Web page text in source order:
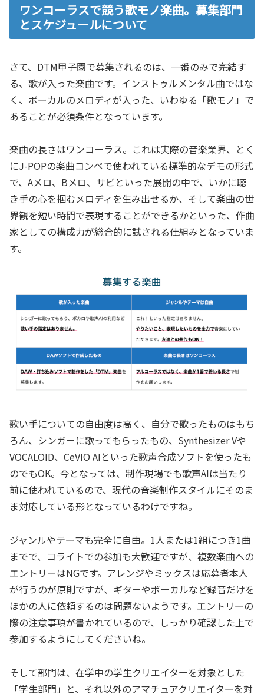
ワンコーラスで競う歌モノ楽曲。募集部門
とスケジュールについて
さて、DTM甲子園で募集されるのは、一番のみで完結す
る、歌が入った楽曲です。インストゥルメンタル曲ではな
く、ボーカルのメロディが入った、いわゆる「歌モノ」で
あることが必須条件となっています。
楽曲の長さはワンコーラス。これは実際の音楽業界、とく
にJ-POPの楽曲コンペで使われている標準的なデモの形式
で、Aメロ、Bメロ、サビといった展開の中で、いかに聴
き手の心を掴むメロディを生み出せるか、そして楽曲の世
界観を短い時間で表現することができるかといった、作曲
家としての構成力が総合的に試される仕組みとなっていま
す。
歌い手についての自由度は高く、自分で歌ったものはもち
ろん、シンガーに歌ってもらったもの、Synthesizer Vや
VOCALOID、CeVIO AIといった歌声合成ソフトを使ったも
のでもOK。今となっては、制作現場でも歌声AIは当たり
前に使われているので、現代の音楽制作スタイルにそのま
ま対応している形となっているわけですね。
ジャンルやテーマも完全に自由。1人または1組につき1曲
までで、コライトでの参加も大歓迎ですが、複数楽曲への
エントリーはNGです。アレンジやミックスは応募者本人
が行うのが原則ですが、ギターやボーカルなど録音だけを
ほかの人に依頼するのは問題ないようです。エントリーの
際の注意事項が書かれているので、しっかり確認した上で
参加するようにしてくださいね。
そして部門は、在学中の学生クリエイターを対象とした
「学生部門」と、それ以外のアマチュアクリエイターを対